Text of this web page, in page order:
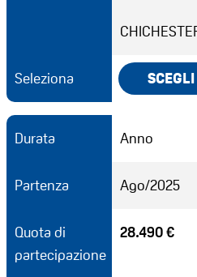
Seleziona SCEGLI
Durata Anno
Partenza Ago/2025
Quota di
partecipazione
28.490 €